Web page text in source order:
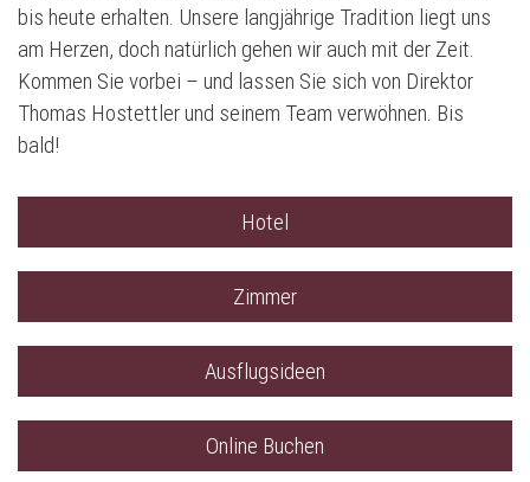
bis heute erhalten. Unsere langjährige Tradition liegt uns
am Herzen, doch natürlich gehen wir auch mit der Zeit.
Kommen Sie vorbei – und lassen Sie sich von Direktor
Thomas Hostettler und seinem Team verwöhnen. Bis
bald!
Hotel
Zimmer
Ausflugsideen
Online Buchen